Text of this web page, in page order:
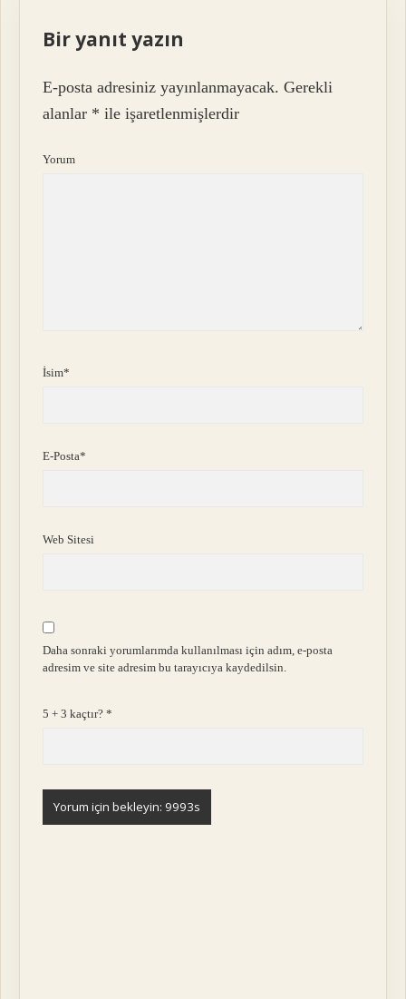
Bir yanıt yazın
E-posta adresiniz yayınlanmayacak. Gerekli
alanlar * ile işaretlenmişlerdir
Yorum
İsim*
E-Posta*
Web Sitesi
Daha sonraki yorumlarımda kullanılması için adım, e-posta
adresim ve site adresim bu tarayıcıya kaydedilsin.
5 + 3 kaçtır?*